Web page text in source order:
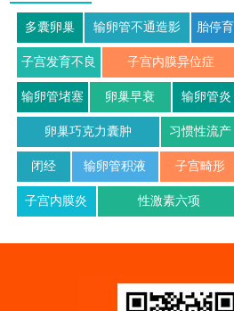
多囊卵巢 输卵管不通造影 胎停育
子宫发育不良 子宫内膜异位症
输卵管堵塞 卵巢早衰 输卵管炎
卵巢巧克力囊肿 习惯性流产
闭经 输卵管积液 子宫畸形
子宫内膜炎 性激素六项